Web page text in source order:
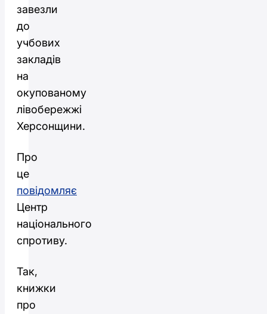
завезли
до
учбових
закладів
на
окупованому
лівобережжі
Херсонщини.
Про
це
повідомляє
Центр
національного
спротиву.
Так,
книжки
про